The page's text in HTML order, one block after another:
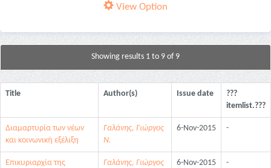
View Option
Showing results 1 to 9 of 9
Title Author(s) Issue date
???
itemlist.???
Διαμαρτυρία των νέων
και κοινωνική εξέλιξη
Γαλάνης, Γιώργος
Ν.
6-Nov-2015 -
Επικυριαρχία της
Γαλάνης, Γιώργος
6-Nov-2015 -